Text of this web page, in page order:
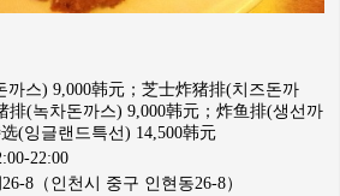
스) 9,000韩元； 芝士炸猪排(치즈돈까
排(녹차돈까스) 9,000韩元； 炸鱼排(생선까
(잉글랜드특선) 14,500韩元
22:00
8（ 인천시 중구 인현동26-8）